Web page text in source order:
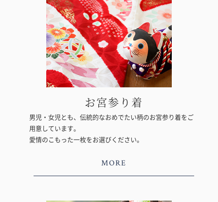
お宮参り着
男児・女児とも、伝統的なおめでたい柄のお宮参り着をご
用意しています。
愛情のこもった一枚をお選びください。
MORE